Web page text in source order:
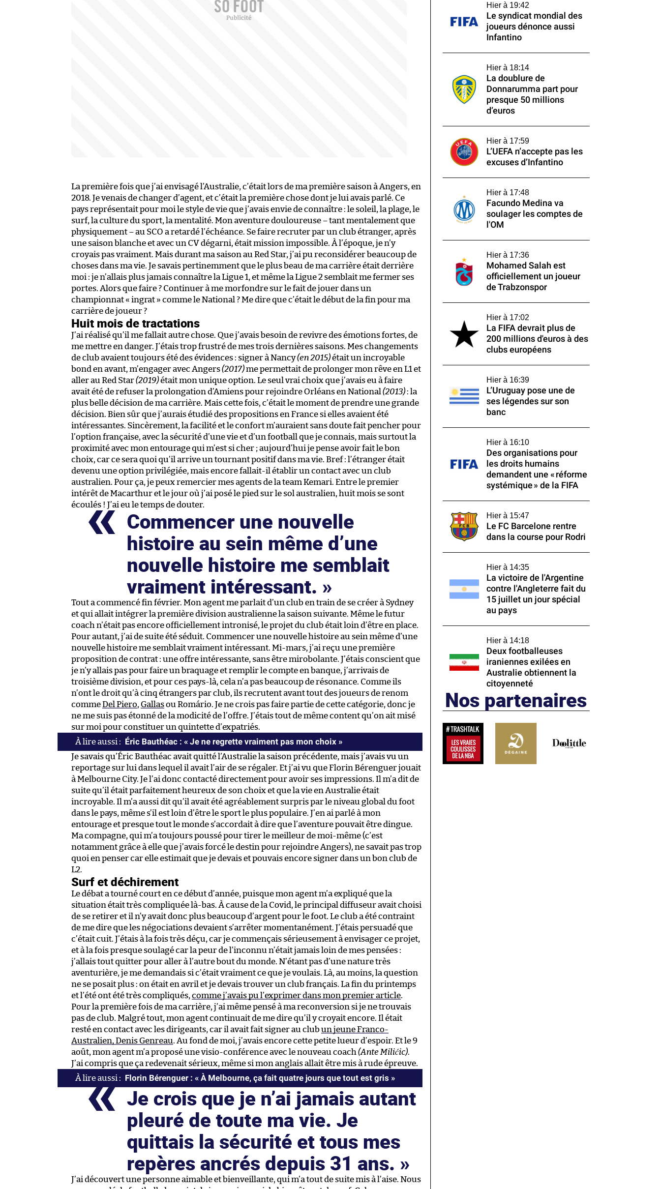
La première fois que j’ai envisagé l’Australie, c’était lors de ma première saison à Angers, en
2018. Je venais de changer d’agent, et c’était la première chose dont je lui avais parlé. Ce
pays représentait pour moi le style de vie que j’avais envie de connaître : le soleil, la plage, le
surf, la culture du sport, la mentalité. Mon aventure douloureuse – tant mentalement que
physiquement – au SCO a retardé l’échéance. Se faire recruter par un club étranger, après
une saison blanche et avec un CV dégarni, était mission impossible. À l’époque, je n’y
croyais pas vraiment. Mais durant ma saison au Red Star, j’ai pu reconsidérer beaucoup de
choses dans ma vie. Je savais pertinemment que le plus beau de ma carrière était derrière
moi : je n’allais plus jamais connaître la Ligue 1, et même la Ligue 2 semblait me fermer ses
portes. Alors que faire ? Continuer à me morfondre sur le fait de jouer dans un
championnat « ingrat » comme le National ? Me dire que c’était le début de la fin pour ma
carrière de joueur ?
Huit mois de tractations
J’ai réalisé qu’il me fallait autre chose. Que j’avais besoin de revivre des émotions fortes, de
me mettre en danger. J’étais trop frustré de mes trois dernières saisons. Mes changements
de club avaient toujours été des évidences : signer à Nancy(en 2015)était un incroyable
bond en avant, m’engager avec Angers(2017)me permettait de prolonger mon rêve en L1 et
aller au Red Star(2019)était mon unique option. Le seul vrai choix que j’avais eu à faire
avait été de refuser la prolongation d’Amiens pour rejoindre Orléans en National (2013) : la
plus belle décision de ma carrière. Mais cette fois, c’était le moment de prendre une grande
décision. Bien sûr que j’aurais étudié des propositions en France si elles avaient été
intéressantes. Sincèrement, la facilité et le confort m’auraient sans doute fait pencher pour
l’option française, avec la sécurité d’une vie et d’un football que je connais, mais surtout la
proximité avec mon entourage qui m’est si cher ; aujourd’hui je pense avoir fait le bon
choix, car ce sera quoi qu’il arrive un tournant positif dans ma vie. Bref : l’étranger était
devenu une option privilégiée, mais encore fallait-il établir un contact avec un club
australien. Pour ça, je peux remercier mes agents de la team Kemari. Entre le premier
intérêt de Macarthur et le jour où j’ai posé le pied sur le sol australien, huit mois se sont
écoulés ! J’ai eu le temps de douter.
Commencer une nouvelle
histoire au sein même d’une
nouvelle histoire me semblait
vraiment intéressant.
Tout a commencé fin février. Mon agent me parlait d’un club en train de se créer à Sydney
et qui allait intégrer la première division australienne la saison suivante. Même le futur
coach n’était pas encore officiellement intronisé, le projet du club était loin d’être en place.
Pour autant, j’ai de suite été séduit. Commencer une nouvelle histoire au sein même d’une
nouvelle histoire me semblait vraiment intéressant. Mi-mars, j’ai reçu une première
proposition de contrat : une offre intéressante, sans être mirobolante. J’étais conscient que
je n’y allais pas pour faire un braquage et remplir le compte en banque, j’arrivais de
troisième division, et pour ces pays-là, cela n’a pas beaucoup de résonance. Comme ils
n’ont le droit qu’à cinq étrangers par club, ils recrutent avant tout des joueurs de renom
commeDel Piero, Gallasou Romário. Je ne crois pas faire partie de cette catégorie, donc je
ne me suis pas étonné de la modicité de l’offre. J’étais tout de même content qu’on ait misé
sur moi pour constituer un quintette d’expatriés.
Éric Bauthéac : « Je ne regrette vraiment pas mon choix »
Je savais qu’Éric Bauthéac avait quitté l’Australie la saison précédente, mais j’avais vu un
reportage sur lui dans lequel il avait l’air de se régaler. Et j’ai vu que Florin Bérenguer jouait
à Melbourne City. Je l’ai donc contacté directement pour avoir ses impressions. Il m’a dit de
suite qu’il était parfaitement heureux de son choix et que la vie en Australie était
incroyable. Il m’a aussi dit qu’il avait été agréablement surpris par le niveau global du foot
dans le pays, même s’il est loin d’être le sport le plus populaire. J’en ai parlé à mon
entourage et presque tout le monde s’accordait à dire que l’aventure pouvait être dingue.
Ma compagne, qui m’a toujours poussé pour tirer le meilleur de moi-même (c’est
notamment grâce à elle que j’avais forcé le destin pour rejoindre Angers), ne savait pas trop
quoi en penser car elle estimait que je devais et pouvais encore signer dans un bon club de
L2.
Surf et déchirement
Le débat a tourné court en ce début d’année, puisque mon agent m’a expliqué que la
situation était très compliquée là-bas. À cause de la Covid, le principal diffuseur avait choisi
de se retirer et il n’y avait donc plus beaucoup d’argent pour le foot. Le club a été contraint
de me dire que les négociations devaient s’arrêter momentanément. J’étais persuadé que
c’était cuit. J’étais à la fois très déçu, car je commençais sérieusement à envisager ce projet,
et à la fois presque soulagé car la peur de l’inconnu n’était jamais loin de mes pensées :
j’allais tout quitter pour aller à l’autre bout du monde. N’étant pas d’une nature très
aventurière, je me demandais si c’était vraiment ce que je voulais. Là, au moins, la question
ne se posait plus : on était en avril et je devais trouver un club français. La fin du printemps
et l’été ont été très compliqués, comme j’avais pu l’exprimer dans mon premier article.
Pour la première fois de ma carrière, j’ai même pensé à ma reconversion si je ne trouvais
pas de club. Malgré tout, mon agent continuait de me dire qu’il y croyait encore. Il était
resté en contact avec les dirigeants, car il avait fait signer au clubun jeune Franco-
Australien, Denis Genreau. Au fond de moi, j’avais encore cette petite lueur d’espoir. Et le 9
août, mon agent m’a proposé une visio-conférence avec le nouveau coach (Ante Milićic).
J’ai compris que ça redevenait sérieux, même si mon anglais allait être mis à rude épreuve.
Florin Bérenguer : « À Melbourne, ça fait quatre jours que tout est gris »
Je crois que je n’ai jamais autant
pleuré de toute ma vie. Je
quittais la sécurité et tous mes
repères ancrés depuis 31 ans.
J’ai découvert une personne aimable et bienveillante, qui m’a tout de suite mis à l’aise. Nous
Hier à 19:42
Le syndicat mondial des
joueurs dénonce aussi
Infantino
Hier à 18:14
La doublure de
Donnarumma part pour
presque 50 millions
d’euros
Hier à 17:59
L’UEFA n’accepte pas les
excuses d’Infantino
Hier à 17:48
Facundo Medina va
soulager les comptes de
l'OM
Hier à 17:36
Mohamed Salah est
officiellement un joueur
de Trabzonspor
Hier à 17:02
La FIFA devrait plus de
200 millions d'euros à des
clubs européens
Hier à 16:39
L’Uruguay pose une de
ses légendes sur son
banc
Hier à 16:10
Des organisations pour
les droits humains
demandent une « réforme
systémique » de la FIFA
Hier à 15:47
Le FC Barcelone rentre
dans la course pour Rodri
Hier à 14:35
La victoire de l'Argentine
contre l'Angleterre fait du
15 juillet un jour spécial
au pays
Hier à 14:18
Deux footballeuses
iraniennes exilées en
Australie obtiennent la
citoyenneté
Nos partenaires